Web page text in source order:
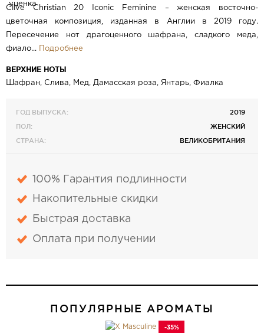
Clive Christian 20 Iconic Feminine – женская восточно-
цветочная композиция, изданная в Англии в 2019 году.
Пересечение нот драгоценного шафрана, сладкого меда,
фиало... Подробнее
ВЕРХНИЕ НОТЫ
Шафран, Слива, Мед, Дамасская роза, Янтарь, Фиалка
ГОД ВЫПУСКА:
2019
ПОЛ:
ЖЕНСКИЙ
СТРАНА:
ВЕЛИКОБРИТАНИЯ
100% Гарантия подлинности
Накопительные скидки
Быстрая доставка
Оплата при получении
ПОПУЛЯРНЫЕ АРОМАТЫ
-35%